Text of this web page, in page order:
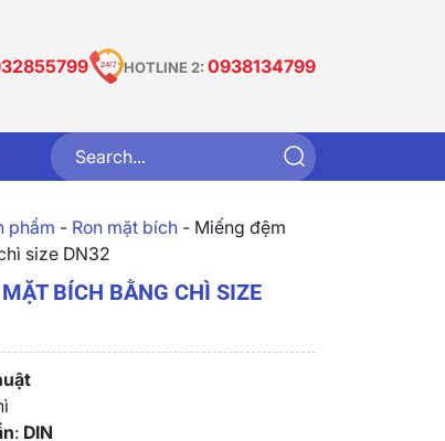
HOTLINE 2: 0938134799
phẩm - Ron mặt bích- Miếng đệm
size DN32
BÍCH BẰNG CHÌ SIZE
: DIN